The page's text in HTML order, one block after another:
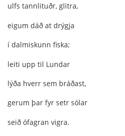
ulfs tannlituðr, glitra,
eigum dáð at drýgja
í dalmiskunn fiska;
leiti upp til Lundar
lýða hverr sem bráðast,
gerum þar fyr setr sólar
seið ófagran vigra.